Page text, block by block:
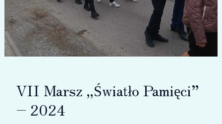
VII Marsz „Światło Pamięci”
– 2024